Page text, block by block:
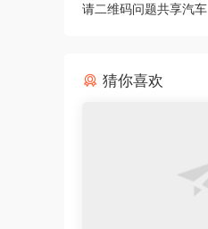
请二维码问题共享汽车
猜你喜欢